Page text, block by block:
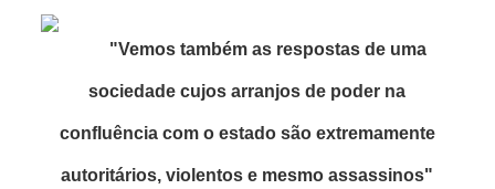
"Vemos também as respostas de uma
sociedade cujos arranjos de poder na
confluência com o estado são extremamente
autoritários, violentos e mesmo assassinos"